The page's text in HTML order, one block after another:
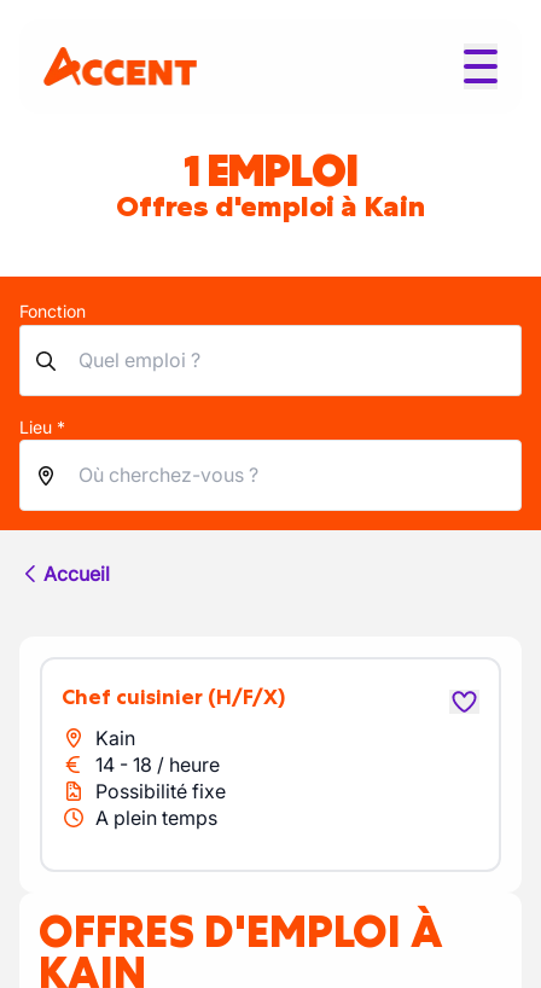
1 EMPLOI
Offres d'emploi à Kain
Fonction
Lieu *
Accueil
chef cuisinier (H/F/X)
Kain
14 - 18 / heure
Possibilité fixe
A plein temps
OFFRES D'EMPLOI À
KAIN